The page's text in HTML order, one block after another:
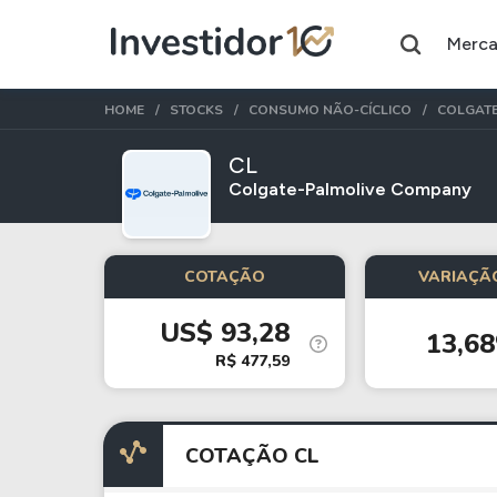
Assuntos do momento
Índice
Ibovespa
Commodity
Ambev
HOME STOCKS CONSUMO NÃO-CÍCLICO
CL
Colgate-Palmolive Company
COTAÇÃO
US$ 93,28
R$ 477,59
COTAÇÃO CL